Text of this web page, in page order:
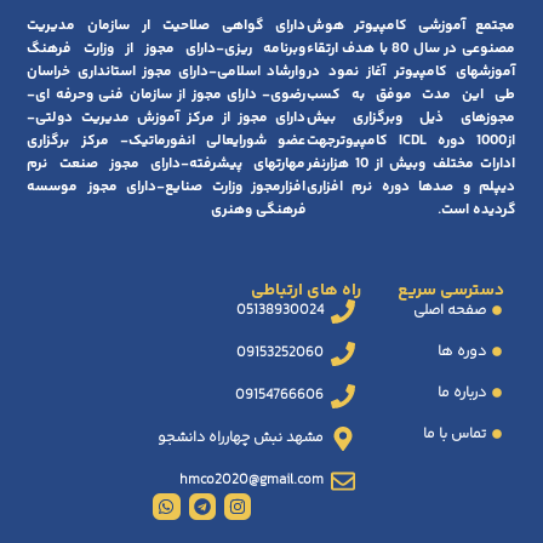
مجتمع آموزشی کامپیوتر هوش
مصنوعی در سال 80 با هدف ارتقاء
آموزشهای کامپیوتر آغاز نمود در
طی این مدت موفق به کسب
مجوزهای ذیل وبرگزاری بیش
از1000 دوره ICDL کامپیوترجهت
ادارات مختلف وبیش از 10 هزارنفر
دیپلم و صدها دوره نرم افزاری
گردیده است.
دارای گواهی صلاحیت ار سازمان مدیریت
وبرنامه ریزی-دارای مجوز از وزارت فرهنگ
وارشاد اسلامی-دارای مجوز استانداری خراسان
رضوی- دارای مجوز از سازمان فنی وحرفه ای-
دارای مجوز از مرکز آموزش مدیریت دولتی-
عضو شورایعالی انفورماتیک- مرکز برگزاری
مهارتهای پیشرفته-دارای مجوز صنعت نرم
افزارمجوز وزارت صنایع-دارای مجوز موسسه
فرهنگی وهنری
دسترسی سریع
صفحه اصلی
دوره ها
درباره ما
تماس با ما
راه های ارتباطی
05138930024
09153252060
09154766606
مشهد نبش چهارراه دانشجو
hmco2020@gmail.com